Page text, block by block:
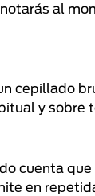
al
cepillado
y sobre
cuenta
en